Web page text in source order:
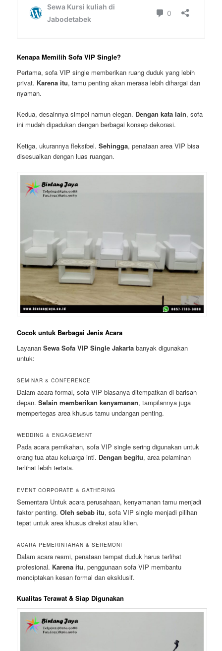
Kenapa Memilih Sofa VIP Single?
Pertama, sofa VIP single memberikan ruang duduk yang lebih
privat. Karena itu, tamu penting akan merasa lebih dihargai dan
nyaman.
Kedua, desainnya simpel namun elegan. Dengan kata lain, sofa
ini mudah dipadukan dengan berbagai konsep dekorasi.
Ketiga, ukurannya fleksibel.Sehingga, penataan area VIP bisa
disesuaikan dengan luas ruangan.
Cocok untuk Berbagai Jenis Acara
LayananSewa Sofa VIP Single Jakarta banyak digunakan
untuk:
SEMINAR & CONFERENCE
Dalam acara formal, sofa VIP biasanya ditempatkan di barisan
depan.Selain memberikan kenyamanan, tampilannya juga
mempertegas area khusus tamu undangan penting.
WEDDING & ENGAGEMENT
Pada acara pernikahan, sofa VIP single sering digunakan untuk
orang tua atau keluarga inti. Dengan begitu, area pelaminan
terlihat lebih tertata.
EVENT CORPORATE & GATHERING
Sementara Untuk acara perusahaan, kenyamanan tamu menjadi
faktor penting.Oleh sebab itu, sofa VIP single menjadi pilihan
tepat untuk area khusus direksi atau klien.
ACARA PEMERINTAHAN & SEREMONI
Dalam acara resmi, penataan tempat duduk harus terlihat
profesional. Karena itu, penggunaan sofa VIP membantu
menciptakan kesan formal dan eksklusif.
Kualitas Terawat & Siap Digunakan